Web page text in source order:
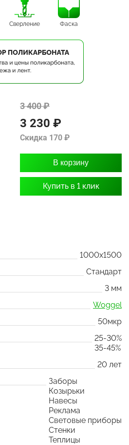
Сверление Фаска
3 400 ₽
3 230 ₽
Скидка 170 ₽
В корзину
Купить в 1 клик
1000x1500
Стандарт
3 мм
Woggel
50мкр
25-30%
35-45%
20 лет
Заборы
Козырьки
Навесы
Реклама
Световые приборы
Стенки
Теплицы